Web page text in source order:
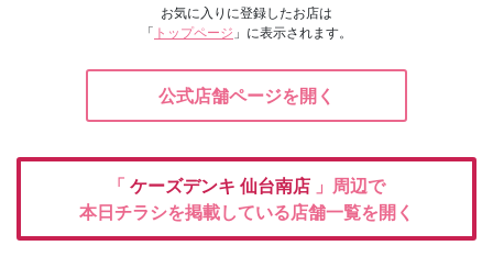
お気に入りに登録したお店は
「 トップページ 」に表示されます。
公式店舗ページを開く
「 ケーズデンキ 仙台南店 」周辺で
本日チラシを掲載している店舗一覧を開く